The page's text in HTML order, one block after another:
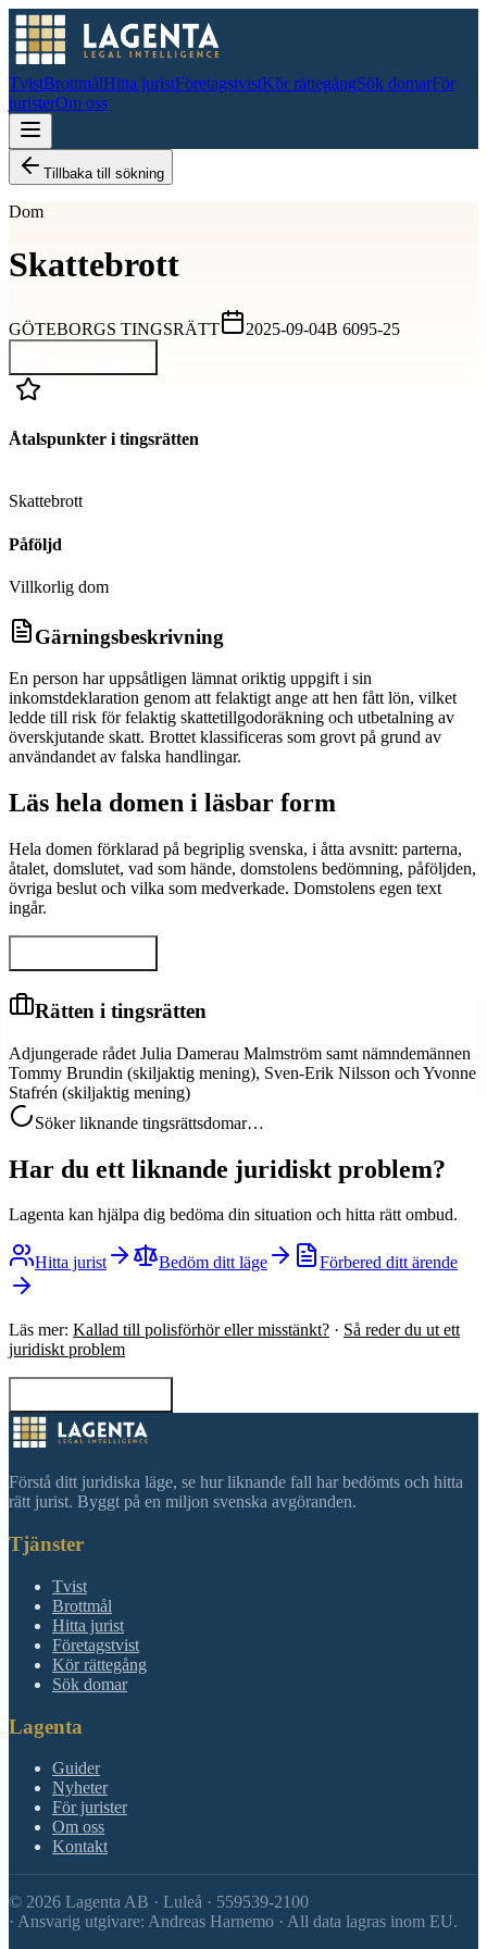
TvistBrottmålHitta juristFöretagstvistKör rättegångSök domarFör
juristerOm oss
Tillbaka till sökning
Dom
Skattebrott
GÖTEBORGS TINGSRÄTT 2025-09-04B 6095-25
Åtalspunkter i tingsrätten
Skattebrott
Påföljd
Villkorlig dom
Gärningsbeskrivning
En person har uppsåtligen lämnat oriktig uppgift i sin
inkomstdeklaration genom att felaktigt ange att hen fått lön, vilket
ledde till risk för felaktig skattetillgodoräkning och utbetalning av
överskjutande skatt. Brottet klassificeras som grovt på grund av
användandet av falska handlingar.
Läs hela domen i läsbar form
Hela domen förklarad på begriplig svenska, i åtta avsnitt: parterna,
åtalet, domslutet, vad som hände, domstolens bedömning, påföljden,
övriga beslut och vilka som medverkade. Domstolens egen text
ingår.
Rätten i tingsrätten
Adjungerade rådet Julia Damerau Malmström samt nämndemännen
Tommy Brundin (skiljaktig mening), Sven-Erik Nilsson och Yvonne
Stafrén (skiljaktig mening)
Söker liknande tingsrättsdomar…
Har du ett liknande juridiskt problem?
Lagenta kan hjälpa dig bedöma din situation och hitta rätt ombud.
Hitta jurist Bedöm ditt läge Förbered ditt ärende
Läs mer: Kallad till polisförhör eller misstänkt? · Så reder du ut ett
juridiskt problem
Förstå ditt juridiska läge, se hur liknande fall har bedömts och hitta
rätt jurist. Byggt på en miljon svenska avgöranden.
Tjänster
Tvist
Brottmål
Hitta jurist
Företagstvist
Kör rättegång
Sök domar
Lagenta
Guider
Nyheter
För jurister
Om oss
Kontakt
© 2026 Lagenta AB · Luleå · 559539-2100
· Ansvarig utgivare: Andreas Harnemo · All data lagras inom EU.